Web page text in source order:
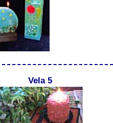
Vela 5